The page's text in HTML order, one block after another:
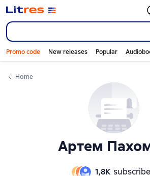
Promo code New releases Popular
Home
Артем
1,8К
Слайдер с книгами